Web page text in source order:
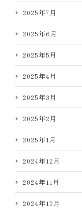
2025年7月
2025年6月
2025年5月
2025年4月
2025年3月
2025年2月
2025年1月
2024年12月
2024年11月
2024年10月